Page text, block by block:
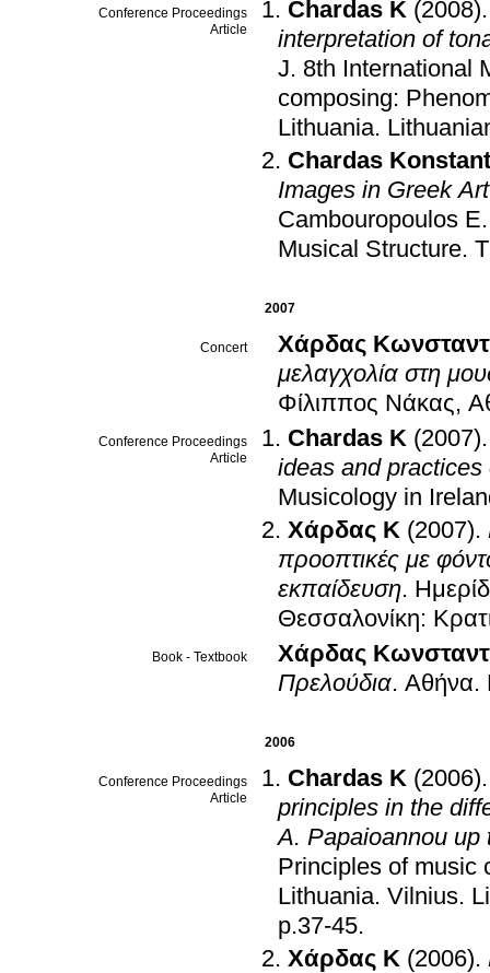
Conference Proceedings
Article
Chardas K (2008)
interpretation of
J. 8th International
composing:
Lithuania.
Chardas
Images in Greek
Cambouropoulos E
Musical Structure.
2007
Concert
Χάρδας
μελαγχολία στη
Φίλιππος Νάκας,
Conference Proceedings
Article
Chardas K (2007)
ideas and
Musicology in
Χάρδας Κ (2007).
προοπτικές με
εκπαίδευση.
Θεσσαλονίκη:
Book - Textbook
Χάρδας
Πρελούδια. Αθήνα.
2006
Conference Proceedings
Article
Chardas K (2006)
principles in the
A. Papaioannou up
Principles of music
Lithuania. Vilnius.
p.37-45.
Χάρδας Κ (2006).